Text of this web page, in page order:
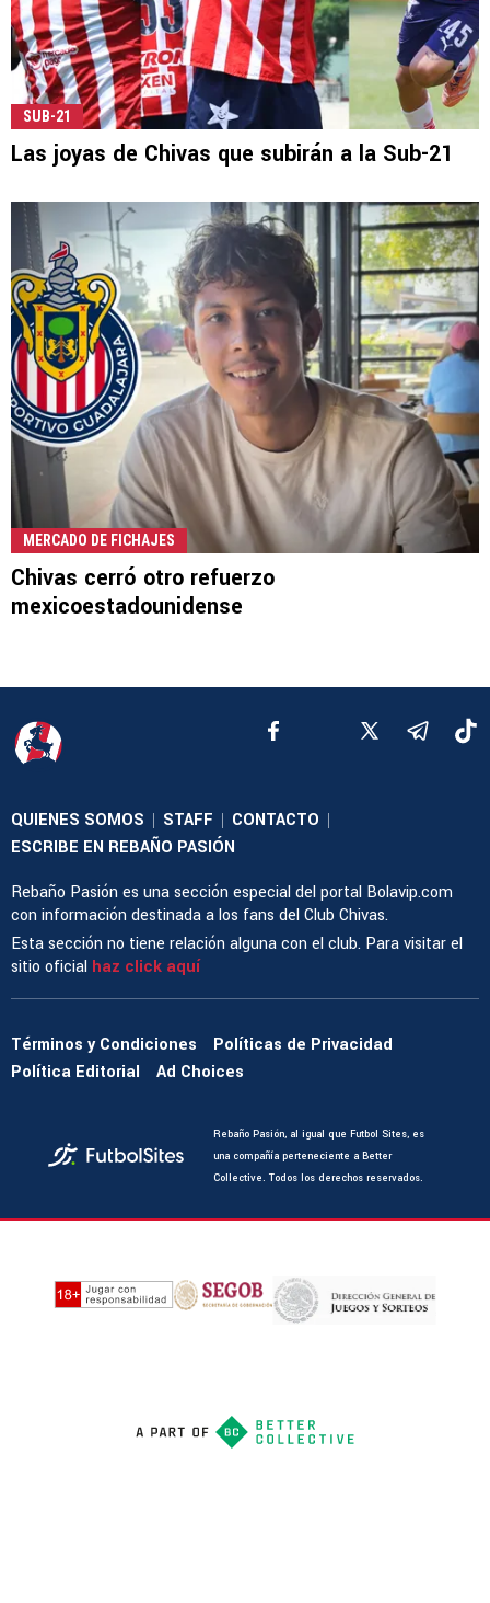
SUB-21
Las joyas de Chivas que subirán a la Sub-21
MERCADO DE FICHAJES
Chivas cerró otro refuerzo
mexicoestadounidense
QUIENES SOMOS | STAFF | CONTACTO |
ESCRIBE EN REBAÑO PASIÓN
Rebaño Pasión es una sección especial del portal Bolavip.com
con información destinada a los fans del Club Chivas.
Esta sección no tiene relación alguna con el club. Para visitar el
sitio oficial haz click aquí
Términos y Condiciones
Políticas de Privacidad
Política Editorial
Ad Choices
Rebaño Pasión, al igual que Futbol Sites, es
una compañía perteneciente a Better
Collective. Todos los derechos reservados.